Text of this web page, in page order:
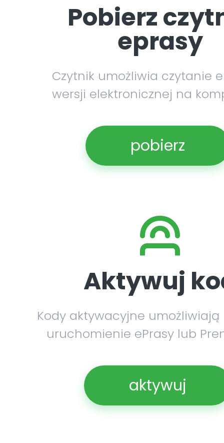
Pobierz
eprasy
Czytnik umożliwia czytanie
wersji elektronicznej na
pobierz
Aktywuj
Kody aktywacyjne umożliwiają
uruchomienie ePrasy lub
aktywuj